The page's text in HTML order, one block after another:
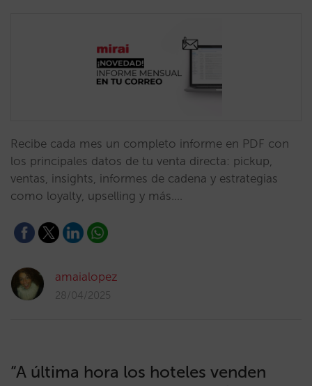
Recibe cada mes un completo informe en PDF con
los principales datos de tu venta directa: pickup,
ventas, insights, informes de cadena y estrategias
como loyalty, upselling y más.…
amaialopez
28/04/2025
“A última hora los hoteles venden